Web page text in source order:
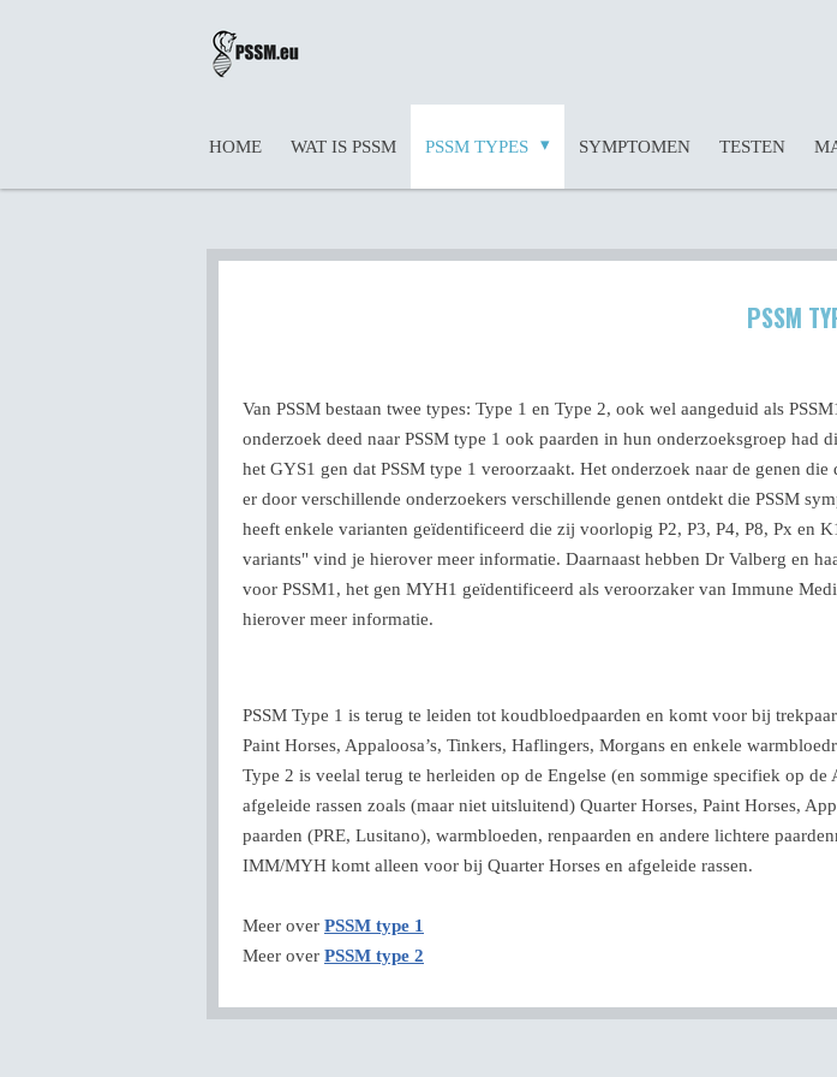
HOME WAT IS PSSM PSSM TYPES SYMPTOMEN TESTEN
PSSM
Van PSSM bestaan twee types: Type 1 en Type 2, ook wel aangeduid als
onderzoek deed naar PSSM type 1 ook paarden in hun onderzoeksgroep
het GYS1 gen dat PSSM type 1 veroorzaakt. Het onderzoek naar de genen
er door verschillende onderzoekers verschillende genen ontdekt die PSSM
heeft enkele varianten geïdentificeerd die zij voorlopig P2, P3, P4, P8, Px en
variants" vind je hierover meer informatie. Daarnaast hebben Dr Valberg en
voor PSSM1, het gen MYH1 geïdentificeerd als veroorzaker van Immune
hierover meer informatie.
PSSM Type 1 is terug te leiden tot koudbloedpaarden en komt voor bij
Paint Horses, Appaloosa’s, Tinkers, Haflingers, Morgans en enkele
Type 2 is veelal terug te herleiden op de Engelse (en sommige specifiek op
afgeleide rassen zoals (maar niet uitsluitend) Quarter Horses, Paint Horses,
paarden (PRE, Lusitano), warmbloeden, renpaarden en andere lichtere
IMM/MYH komt alleen voor bij Quarter Horses en afgeleide rassen.
Meer over PSSM type 1
Meer over PSSM type 2